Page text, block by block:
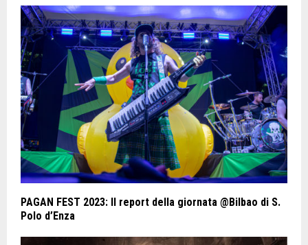
PAGAN FEST 2023: Il report della giornata @Bilbao di S.
Polo d’Enza